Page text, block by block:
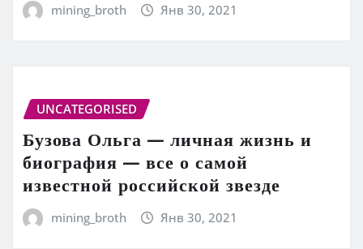
mining_broth Янв 30, 2021
UNCATEGORISED
Бузова Ольга — личная жизнь и
биография — все о самой
известной российской звезде
mining_broth Янв 30, 2021